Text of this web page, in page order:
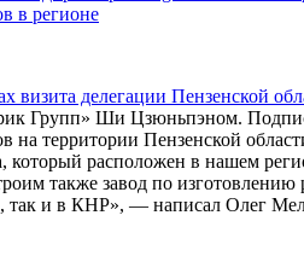
визита делегации Пензенской
Групп» Ши Цзюньпэном.
на территории Пензенской
расположен в нашем
также завод по
так и в КНР», — написал Олег